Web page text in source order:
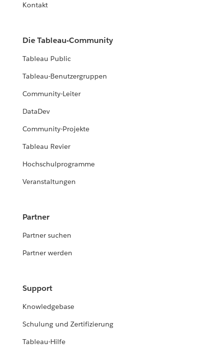
Kontakt
Die Tableau-Community
Tableau Public
Tableau-Benutzergruppen
Community-Leiter
DataDev
Community-Projekte
Tableau Revier
Hochschulprogramme
Veranstaltungen
Partner
Partner suchen
Partner werden
Support
Knowledgebase
Schulung und Zertifizierung
Tableau-Hilfe